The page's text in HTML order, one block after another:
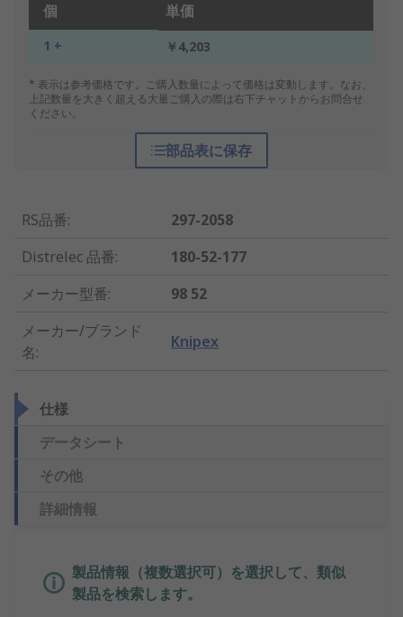
個 単価
1 + ￥4,203
* 表示は参考価格です。ご購入数量によって価格は変動します。なお、
上記数量を大きく超える大量ご購入の際は右下チャットからお問合せ
ください。
部品表に保存
RS品番:
297-2058
Distrelec 品番:
180-52-177
メーカー型番:
98 52
メーカー/ブランド
名:
Knipex
仕様
データシート
その他
詳細情報
製品情報（複数選択可）を選択して、類似
製品を検索します。